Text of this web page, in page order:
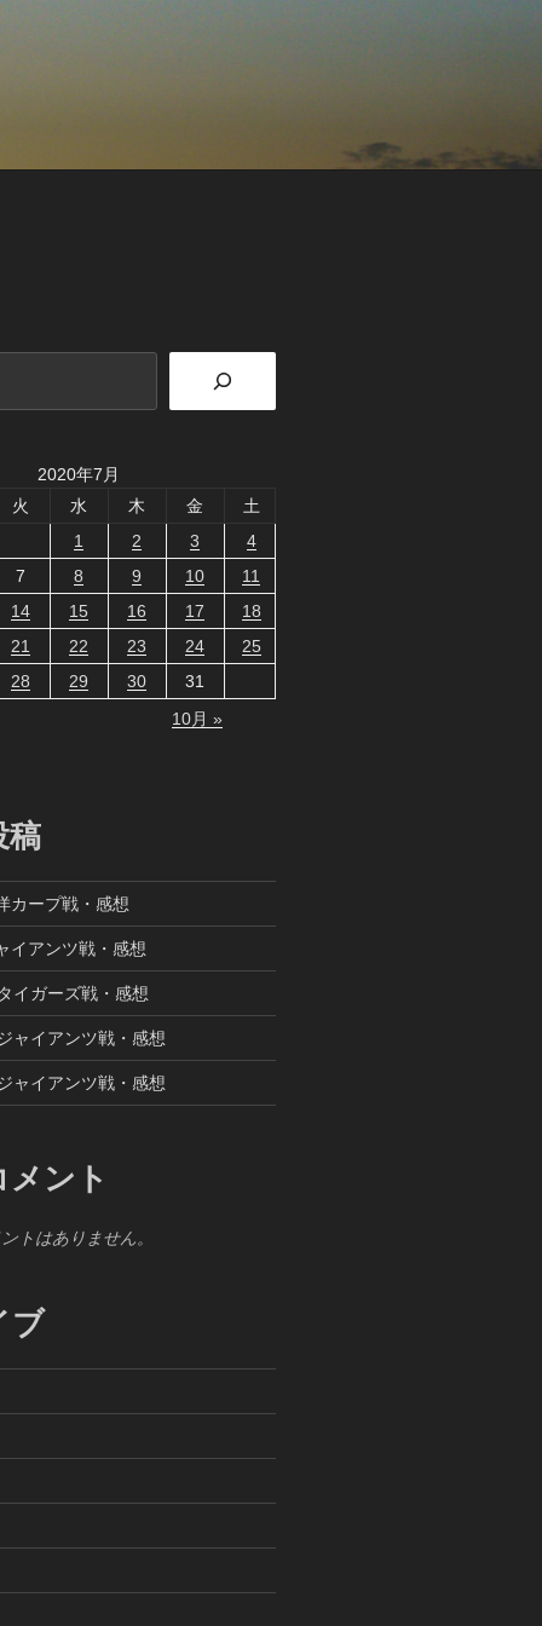
2020年7月
火
水 木 金
土
1
2 3
4
7
8 9 10
11
14
15 16 17
18
21
22 23 24
25
28
29 30
31
10月 »
稿
ープ戦・感想
アンツ戦・感想
ガーズ戦・感想
イアンツ戦・感想
イアンツ戦・感想
ント
トはありません。
ブ